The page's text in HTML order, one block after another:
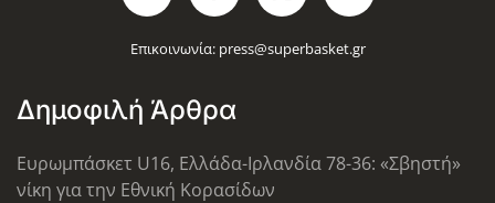
Επικοινωνία: press@superbasket.gr
Δημοφιλή Άρθρα
Ευρωμπάσκετ U16, Ελλάδα-Ιρλανδία 78-36: «Σβηστή»
νίκη για την Εθνική Κορασίδων